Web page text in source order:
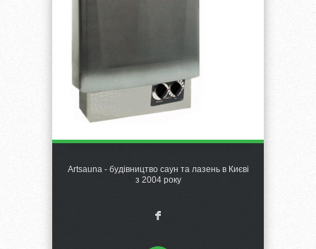
Artsauna - будівництво саун та лазень в Києві
з 2004 року
F